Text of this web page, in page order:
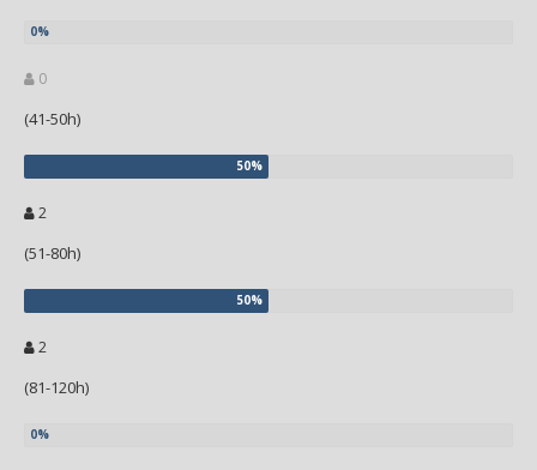
0
(41-50h)
2
(51-80h)
2
(81-120h)